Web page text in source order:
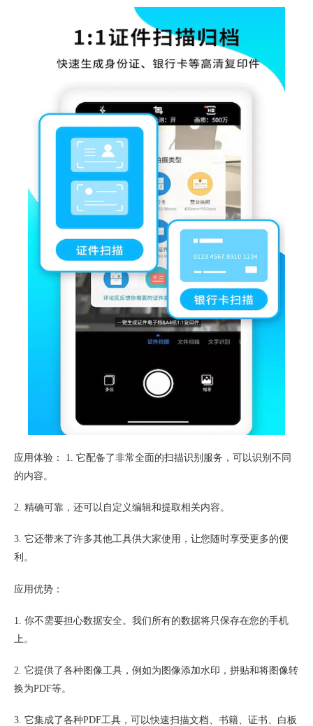
应用体验： 1. 它配备了非常全面的扫描识别服务，可以识别不同
的内容。
2. 精确可靠，还可以自定义编辑和提取相关内容。
3. 它还带来了许多其他工具供大家使用，让您随时享受更多的便
利。
应用优势：
1. 你不需要担心数据安全。我们所有的数据将只保存在您的手机
上。
2. 它提供了各种图像工具，例如为图像添加水印，拼贴和将图像转
换为PDF等。
3. 它集成了各种PDF工具，可以快速扫描文档、书籍、证书、白板